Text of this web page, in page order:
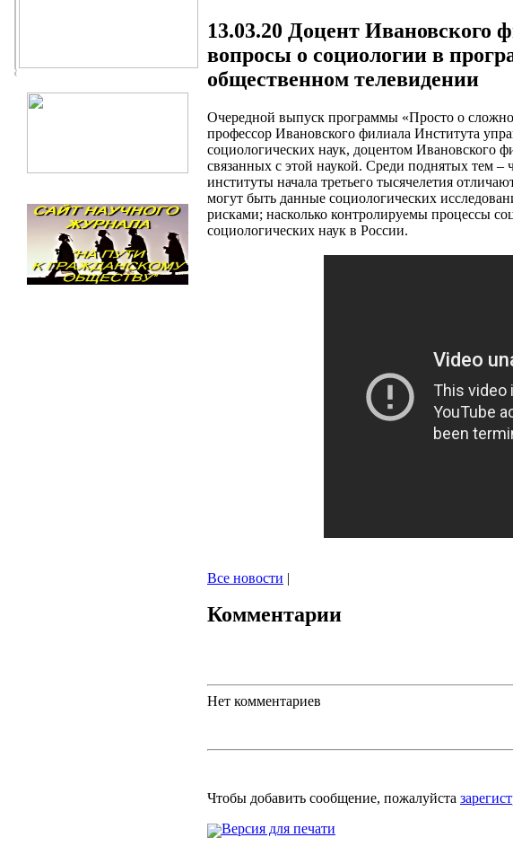
13.03.20 Доцент Ивановского
вопросы о социологии в
общественном телевидении
Очередной выпуск программы «Просто о
профессор Ивановского филиала Института
социологических наук, доцентом Ивановского
связанных с этой наукой. Среди поднятых тем –
институты начала третьего тысячелетия
могут быть данные социологических
рисками; насколько контролируемы процессы
социологических наук в России.
Все новости |
Комментарии
Нет комментариев
Чтобы добавить сообщение, пожалуйста
Версия для печати